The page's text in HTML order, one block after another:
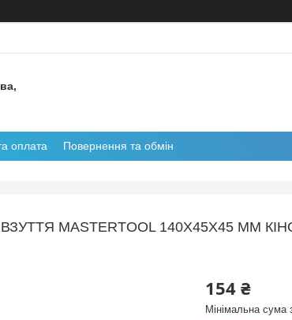
оплата Повернення та обмін
MASTERTOOL 140Х45Х45 ММ
154 ₴
Мінімальна сума